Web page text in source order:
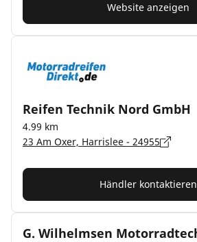
Website anzeigen
Reifen Technik Nord GmbH
4.99 km
23 Am Oxer, Harrislee - 24955
Händler kontaktieren
G. Wilhelmsen